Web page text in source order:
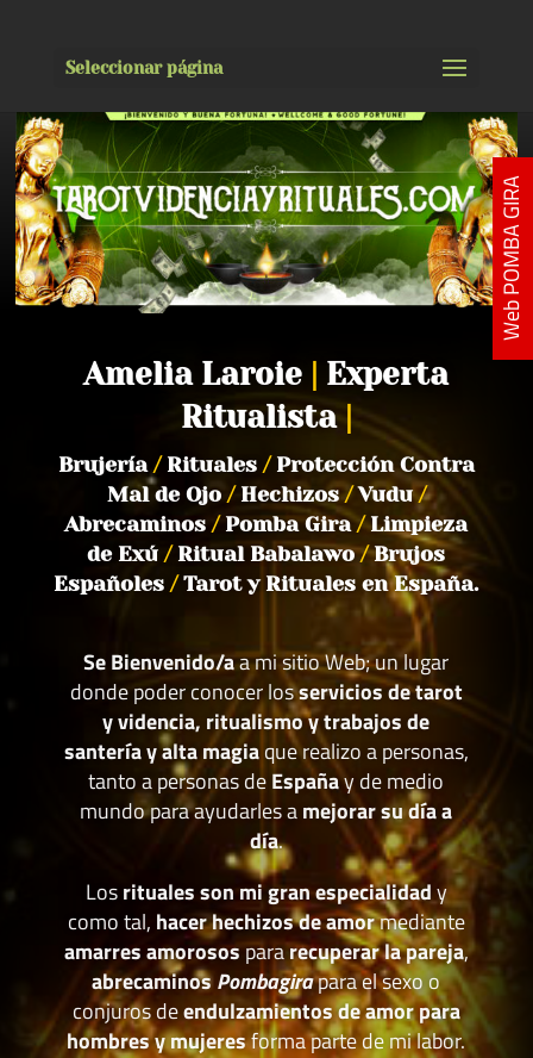
Seleccionar página
Amelia Laroie
Experta
Ritualista
Brujería /Rituales /Protección Contra
Mal de Ojo /Hechizos/Vudu/
Abrecaminos/Pomba Gira/Limpieza
de Exú/Ritual Babalawo/Brujos
Españoles/Tarot y Rituales en España.
Se Bienvenido/aa mi sitio Web; un lugar
donde poder conocer losservicios de tarot
y videncia, ritualismo y trabajos de
santería y alta magiaque realizo a personas,
tanto a personas deEspañay de medio
mundo para ayudarles amejorar su día a
día.
Losrituales son mi gran especialidady
como tal, hacer hechizos de amormediante
amarres amorosospararecuperar la pareja,
abrecaminosPombagirapara el sexo o
conjuros deendulzamientos de amor para
hombres y mujeresforma parte de mi labor.
Web POMBA GIRA